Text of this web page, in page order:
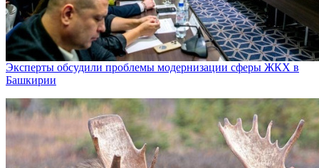
Эксперты обсудили проблемы модернизации сферы ЖКХ в
Башкирии